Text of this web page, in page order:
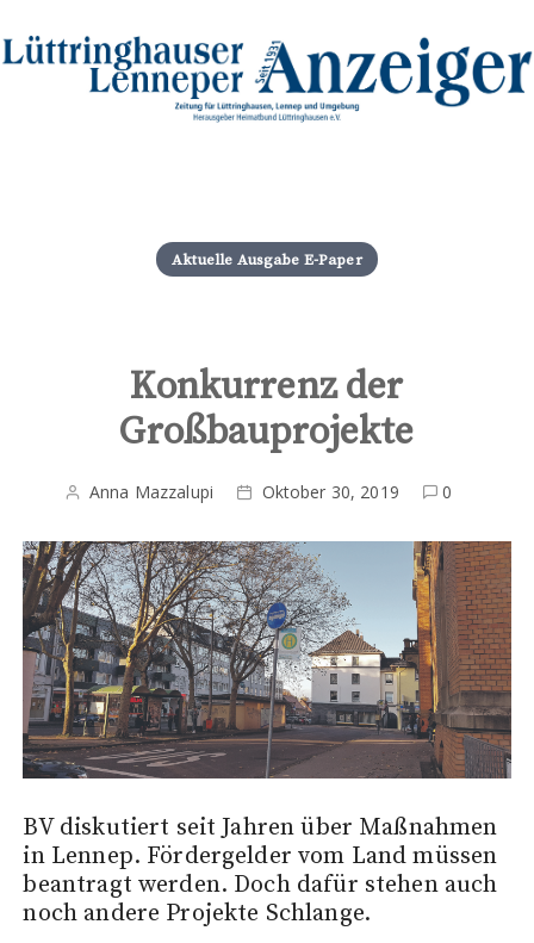
i
p
o
n
t
e
t
Aktuelle Ausgabe E-Paper
Konkurrenz der
Großbauprojekte
Anna Mazzalupi Oktober 30, 2019 0
BV diskutiert seit Jahren über Maßnahmen
in Lennep. Fördergelder vom Land müssen
beantragt werden. Doch dafür stehen auch
noch andere Projekte Schlange.